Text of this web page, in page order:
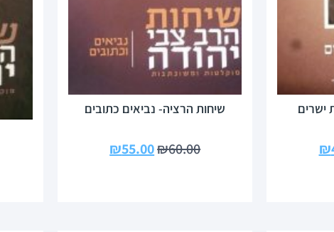
ישרים
₪
שיחות הרציה- נביאים כתובים
₪60.00
₪55.00